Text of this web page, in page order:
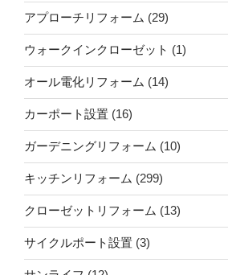
アプローチリフォーム (29)
ウォークインクローゼット (1)
オール電化リフォーム (14)
カーポート設置 (16)
ガーデニングリフォーム (10)
キッチンリフォーム (299)
クローゼットリフォーム (13)
サイクルポート設置 (3)